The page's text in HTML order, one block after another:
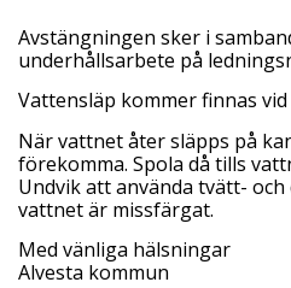
Avstängningen sker i
underhållsarbete på
Vattensläp kommer finnas vid
När vattnet åter släpps på
förekomma. Spola då tills
Undvik att använda tvätt-
vattnet är missfärgat.
Med vänliga hälsningar
Alvesta kommun